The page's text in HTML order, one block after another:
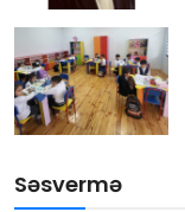
Səsvermə